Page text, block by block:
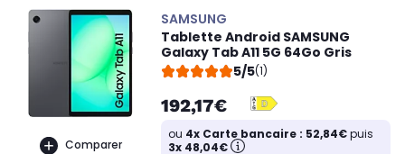
Comparer
SAMSUNG
Tablette Android SAMSUNG
Galaxy Tab A11 5G 64Go Gris
5/5(1)
192,17€
ou 4x Carte bancaire : 52,84€puis
3x 48,04€